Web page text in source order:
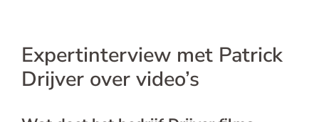
Expertinterview met Patrick
Drijver over video’s